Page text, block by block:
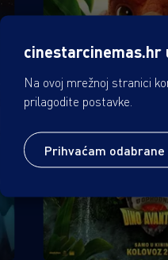
Na ovoj mrežnoj stranici
prilagodite postavke.
Prihvaćam odabrane